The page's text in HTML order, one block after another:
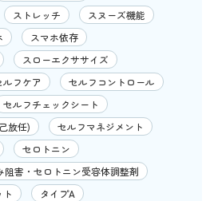
ストレッチ
スヌーズ機能
スマホ依存
スローエクササイズ
ルフケア
セルフコントロール
セルフチェックシート
放任)
セルフマネジメント
セロトニン
阻害・セロトニン受容体調整剤
ト
タイプA